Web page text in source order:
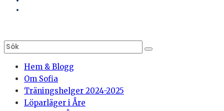
Hem & Blogg
Om Sofia
Träningshelger 2024-2025
Löparläger i Åre